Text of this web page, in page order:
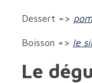
Dessert =>
Boisson => le
Le